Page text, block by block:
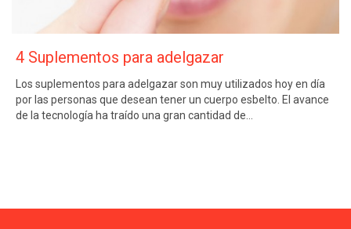
4 Suplementos para adelgazar
Los suplementos para adelgazar son muy utilizados hoy en día
por las personas que desean tener un cuerpo esbelto. El avance
de la tecnología ha traído una gran cantidad de…